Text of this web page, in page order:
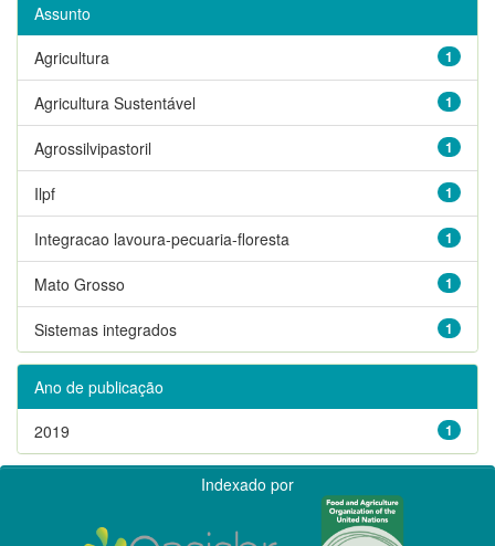
Assunto
1
Agricultura
1
Agricultura Sustentável
1
Agrossilvipastoril
1
Ilpf
1
Integracao lavoura-pecuaria-floresta
1
Mato Grosso
1
Sistemas integrados
Ano de publicação
1
2019
Indexado por